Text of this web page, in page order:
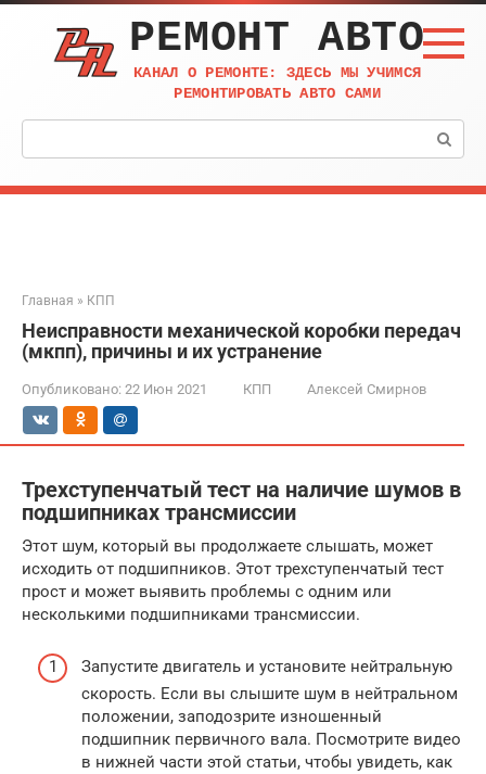
Перейти
контенту
РЕМОНТ АВТО
КАНАЛ О РЕМОНТЕ: ЗДЕСЬ МЫ УЧИМСЯ
РЕМОНТИРОВАТЬ АВТО САМИ
Поиск:
Главная » КПП
Неисправности механической коробки передач
(мкпп), причины и их устранение
Опубликовано: 22 Июн 2021 КПП Алексей Смирнов
Трехступенчатый тест на наличие шумов в
подшипниках трансмиссии
Этот шум, который вы продолжаете слышать, может
исходить от подшипников. Этот трехступенчатый тест
прост и может выявить проблемы с одним или
несколькими подшипниками трансмиссии.
Запустите двигатель и установите нейтральную
скорость. Если вы слышите шум в нейтральном
положении, заподозрите изношенный
подшипник первичного вала. Посмотрите видео
в нижней части этой статьи, чтобы увидеть, как